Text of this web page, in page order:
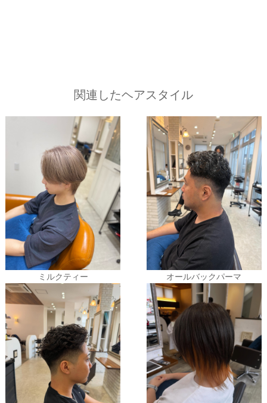
関連したヘアスタイル
ミルクティー オールバックパーマ